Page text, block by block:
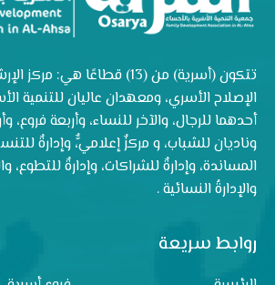
تتكون (أسرية) من (13) قطاعًا هي:
الإصلاح الأسري، ومعهدان عاليان للتنمية
أحدهما للرجال، والآخر للنساء، وأربعة فروع،
وناديان للشباب، و مركزٌ إعلاميٌّ، وإدارةٌ
المساندة، وإدارةٌ للشراكات، وإدارةٌ للتطوع،
والإدارةُ النسائية .
روابط سريعة